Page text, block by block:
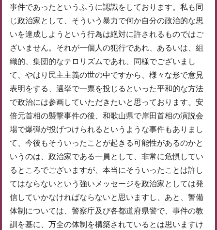
事件であったというふうに認識をしております。私も同
じ政治家として、そういう暴力で何か自分の政治的な思
いを達成しようという行為は絶対に許されるものではご
ざいません。それが一個人の犯行であれ、あるいは、組
織的、集団的なテロリズムであれ、同様でございまし
て、やはり民主主義の世の中ですから、様々な形で意見
表明をする、選挙で一票を投じるといった平和的な方法
で政治には参画していただきたいと思っております。安
倍元首相の襲撃事件の後、和歌山県で岸田首相の演説会
場で爆弾が投げつけられるというような事件もありまし
て、今後もそういったことが起きる可能性があるのかと
いうのは、政治家である一員として、非常に危惧してい
るところでございますが、本当にそういったことは許し
てはならないという強いメッセージを政治家としては発
信していかなければならないと思いますし、あと、警備
体制については、警察庁及び各都道府県警で、事件の教
訓を基に、万全の体制を構築されているとは思いますけ